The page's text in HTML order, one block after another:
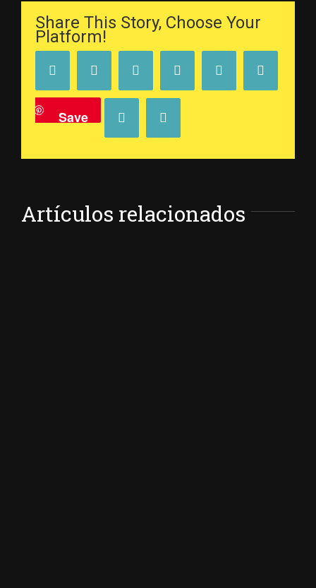
Share This Story, Choose Your
Platform!
Facebook Twitter Linkedin Tumblr
Save
Artículos relacionados